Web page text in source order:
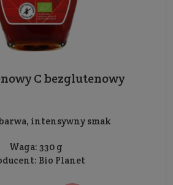
C bezglutenowy
intensywny smak
Waga: 330 g
Bio Planet